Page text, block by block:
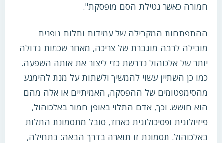
חמורה כאשר נטילת הסם מופסקת".
ההתפתחות המקבילה של עמידות ותלות גופנית
מובילה לרמה מוגברת של צריכה, מאחר שכמות גדולה
יותר של אלכוהול נדרשת כדי ליצור את אותה השפעה.
כמו כן השתיין עשוי להמשיך ולשתות על מנת להימנע
מהסימפטומים של ההפסקה, האמיתיים או אלה מהם
הוא חושש. וכך, אדם התלוי באופן חמור באלכוהול,
פיזיולוגית ופסיכולוגית כאחד, סובל מתסמונת התלות
באלכוהול. תסמונת זו תוארה בדרך הבאה: בתחילה,